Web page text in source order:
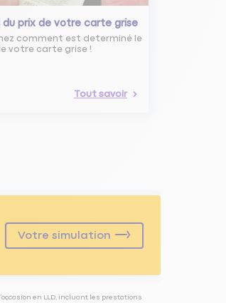
du prix de votre carte grise
comment est determiné le
votre carte grise !
Tout savoir
Votre simulation
en LLD, incluant les prestations